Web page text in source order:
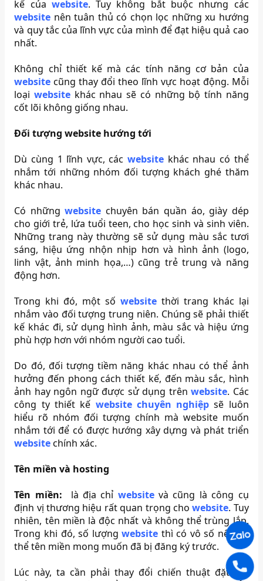
kế của website. Tuy không bắt buộc nhưng các
website nên tuân thủ có chọn lọc những xu hướng
và quy tắc của lĩnh vực của mình để đạt hiệu quả cao
nhất.
Không chỉ thiết kế mà các tính năng cơ bản của
website cũng thay đổi theo lĩnh vực hoạt động. Mỗi
loạiwebsite khác nhau sẽ có những bộ tính năng
cốt lõi không giống nhau.
Đối tượng website hướng tới
Dù cùng 1 lĩnh vực, cácwebsite khác nhau có thể
nhắm tới những nhóm đối tượng khách ghé thăm
khác nhau.
Có nhữngwebsite chuyên bán quần áo, giày dép
cho giới trẻ, lứa tuổi teen, cho học sinh và sinh viên.
Những trang này thường sẽ sử dụng màu sắc tươi
sáng, hiệu ứng nhộn nhịp hơn và hình ảnh (logo,
linh vật, ảnh minh họa,…) cũng trẻ trung và năng
động hơn.
Trong khi đó, một số websitethời trang khác lại
nhắm vào đối tượng trung niên. Chúng sẽ phải thiết
kế khác đi, sử dụng hình ảnh, màu sắc và hiệu ứng
phù hợp hơn với nhóm người cao tuổi.
Do đó, đối tượng tiềm năng khác nhau có thể ảnh
hưởng đến phong cách thiết kế, đến màu sắc, hình
ảnh hay ngôn ngữ được sử dụng trênwebsite. Các
công ty thiết kế website chuyên nghiệp sẽ luôn
hiểu rõ nhóm đối tượng chính mà website muốn
nhắm tới để có được hướng xây dựng và phát triển
websitechính xác.
Tên miền và hosting
Tên miền: là địa chỉ websitevà cũng là công cụ
định vị thương hiệu rất quan trọng chowebsite. Tuy
nhiên, tên miền là độc nhất và không thể trùng lắp.
Trong khi đó, số lượngwebsite thì có vô số nên có
thể tên miền mong muốn đã bị đăng ký trước.
Lúc này, ta cần phải thay đổi chiến thuật đặt tên